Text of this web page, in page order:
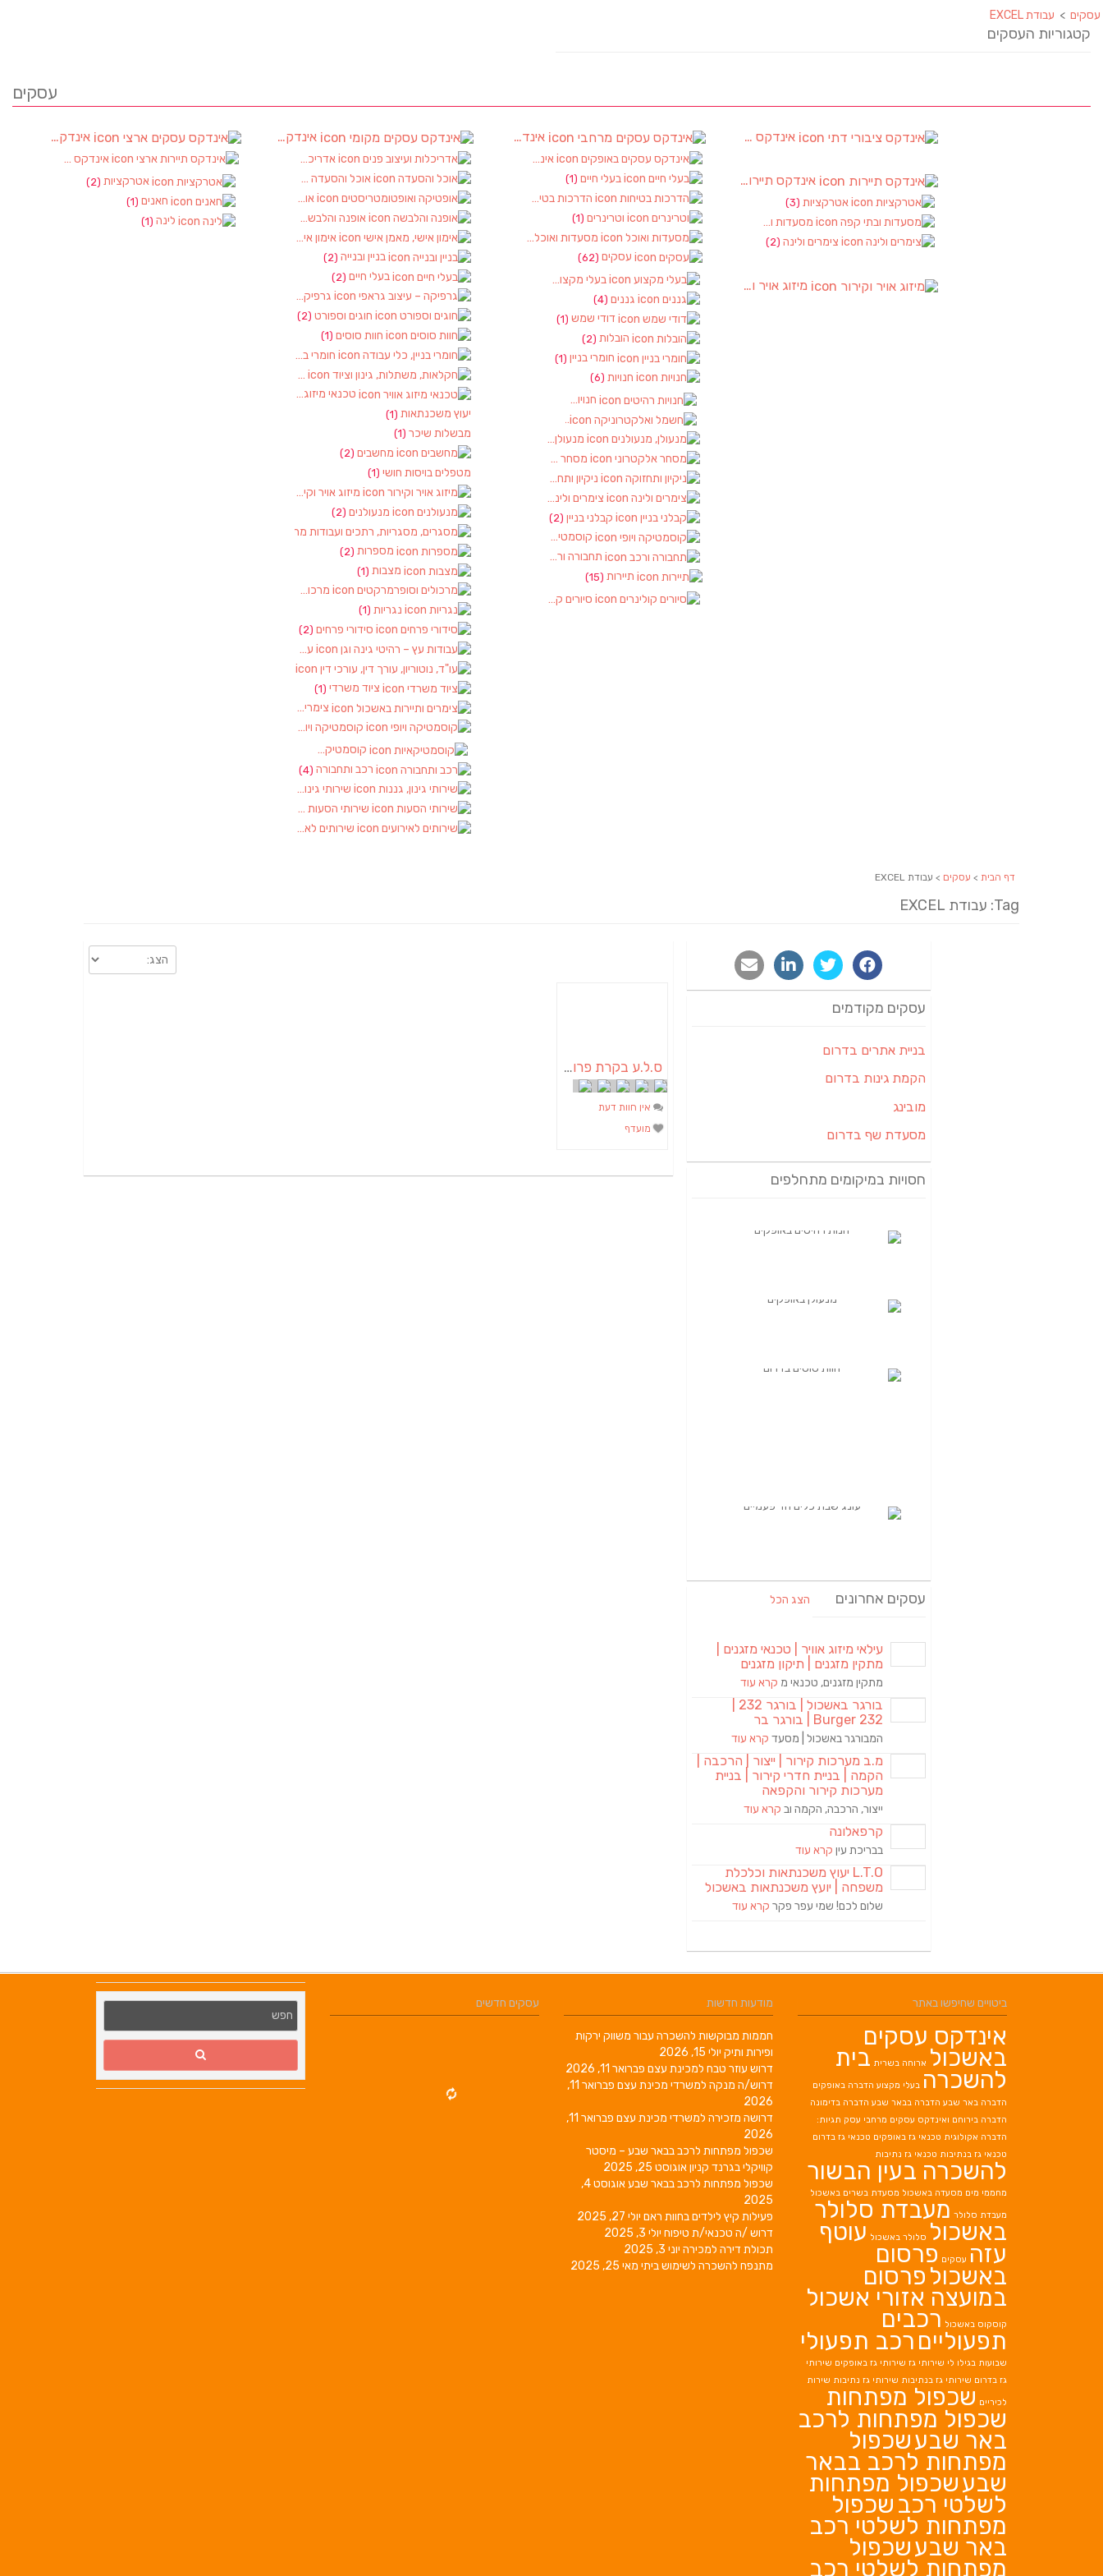
עסקים > עבודת EXCEL
קטגוריות העסקים
עסקים
אינדקס עסקים ארצי
אינדקס תיירות ארצי
אטרקציות (2)
חאנים (1)
לינה (1)
אינדקס עסקים מקומי (90)
אדריכלות ועיצוב פנים (2)
אוכל והסעדה (17)
אופטיקה ואופטומטריסטים (1)
אופנה והלבשה
אימון אישי, מאמן אישי
בניין ובנייה (2)
בעלי חיים (2)
גרפיקה – עיצוב גראפי
חוגים וספורט (2)
חוות סוסים (1)
חומרי בניין, כלי עבודה
טכנאי מיזוג אוויר
יעוץ משכנתאות (1)
מבשלות שיכר (1)
מחשבים (2)
מטפלים בויסות חושי (1)
מיזוג אויר וקירור
מנעולנים (2)
מספרות (2)
מצבות (1)
מרכולים וסופרמרקטים
נגריות (1)
סידורי פרחים (2)
עבודות עץ – רהיטי גינה וגן
ציוד משרדי (1)
צימרים ותיירות באשכול
קוסמטיקה ויופי
קוסמטיקאיות
רכב ותחבורה (4)
שירותי גינון, גננות
שירותי הסעות (1)
שירותים לאירועים
אינדקס עסקים מרחבי (97)
אינדקס עסקים באופקים (8)
בעלי חיים (1)
הדרכות בטיחות
וטרינרים (1)
מסעדות ואוכל (3)
עסקים (62)
בעלי מקצוע
גננים (4)
דודי שמש (1)
הובלות (2)
חומרי בניין (1)
חנויות (6)
חנויות רהיטים
חשמל ואלקטרוניקה
מנעולן, מנעולנים
מסחר אלקטרוני
ניקיון ותחזוקה
צימרים ולינה
קבלני בניין (2)
קוסמטיקה ויופי
תחבורה ורכב
תיירות (15)
סיורים קולינרים
אינדקס ציבורי דתי (4)
אינדקס תיירות
אטרקציות (3)
מסעדות ובתי קפה
צימרים ולינה (2)
מיזוג אויר וקירור
דף הבית > עסקים > עבודת EXCEL
Tag: עבודת EXCEL
ס.ל.ע בקרת פרויקטים
אין חוות דעת
מועדף
עסקים מקודמים
בניית אתרים בדרום
הקמת גינות בדרום
מובינג
מסעדת שף בדרום
חסויות במיקומים מתחלפים
עסקים אחרונים הצג הכל
עילאי מיזוג אוויר | טכנאי מזגנים |
מתקין מזגנים | תיקון מזגנים
מתקין מזגנים, טכנאי מ קרא עוד
Burger 232 | בורגר בר
המבורגר באשכול | מסעד קרא עוד
מ.ב מערכות קירור | ייצור | הרכבה |
הקמה | בניית חדרי קירור | בניית
מערכות קירור והקפאה
ייצור, הרכבה, הקמה וב קרא עוד
קרפאלונה
בבריכת עין קרא עוד
L.T.O יעוץ משכנתאות וכלכלת
משפחה | יועץ משכנתאות באשכול
שלום לכם! שמי עפר פקר קרא עוד
עסקים חדשים מודעות חדשות
חממות מבוקשות להשכרה עבור משווק ירקות
ופירות ותיק יולי 15, 2026
דרוש עוזר טבח למכינת עצם פברואר 11, 2026
דרוש/ה מנקה למשרדי מכינת עצם
פברואר 11,
2026
דרושה מזכירה למשרדי מכינת עצם
פברואר 11,
2026
שכפול מפתחות לרכב בבאר שבע – מיסטר
קוויקלי בגרנד קניוןאוגוסט 25, 2025
שכפול מפתחות לרכב בבאר שבע
אוגוסט 4,
2025
פעילות קיץ לילדים בחוות ראם יולי 27, 2025
דרוש /ה טכנאי/ת טיפוח יולי 3, 2025
תכולת דירה למכירה יוני 3, 2025
מתנפח להשכרה לשימוש ביתי מאי 25, 2025
ביטויים שחיפשו באתר
אינדקס עסקים
באשכול ארוחה בשרית בית
להשכרה בעלי מקצוע הדברה באופקים
הדברה באר שבע הדברה בבאר שבע הדברה בדימונה
הדברה בירוחם ואינדקס עסקים מרחבי עסק תגיות:
הדברה אקולוגית טכנאי גז באופקים טכנאי גז בדרום
טכנאי גז בנתיבות טכנאי גז נתיבות
להשכרה בעין הבשור
מחממי מים מסעדה באשכול מסעדת בשרים באשכול
מעבדת סלולר מעבדת סלולר
באשכול סלולר באשכול עוטף
עזה עסקים פרסום
באשכול פרסום
במועצה אזורי אשכול
קוסקוס באשכול רכבים
תפעוליים רכב תפעולי
שבועות בגילו לי שירותי גז שירותי גז באופקים שירותי
גז בדרום שירותי גז בנתיבות שירותי גז נתיבות שירות
לכיריים שכפול מפתחות
שכפול מפתחות לרכב
באר שבעשכפול
מפתחות לרכב בבאר
שבעשכפול מפתחות
לשלטי רכב שכפול
מפתחות לשלטי רכב
באר שבעשכפול
מפתחות לשלטי רכב